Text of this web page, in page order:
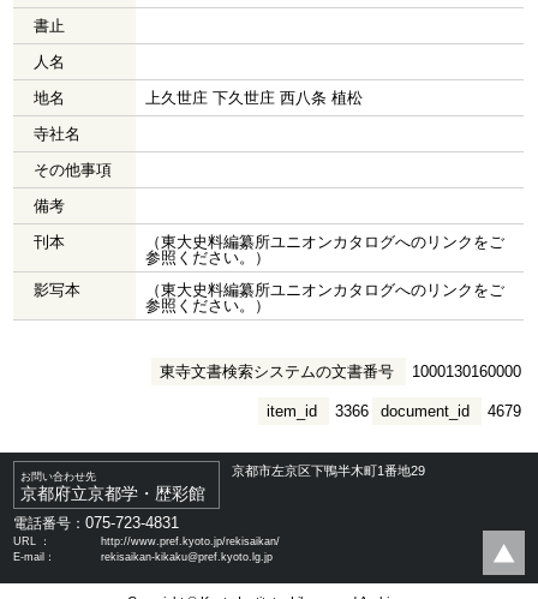
書止
人名
地名
上久世庄 下久世庄 西八条 植松
寺社名
その他事項
備考
刊本
（東大史料編纂所ユニオンカタログへのリンクをご
参照ください。）
影写本
（東大史料編纂所ユニオンカタログへのリンクをご
参照ください。）
東寺文書検索システムの文書番号 1000130160000
document_id 4679
item_id 3366
お問い合わせ先
京都府立京都学・歴彩館
京都市左京区下鴨半木町1番地29
電話番号：075-723-4831
URL ：
http://www.pref.kyoto.jp/rekisaikan/
E-mail：
rekisaikan-kikaku@pref.kyoto.lg.jp